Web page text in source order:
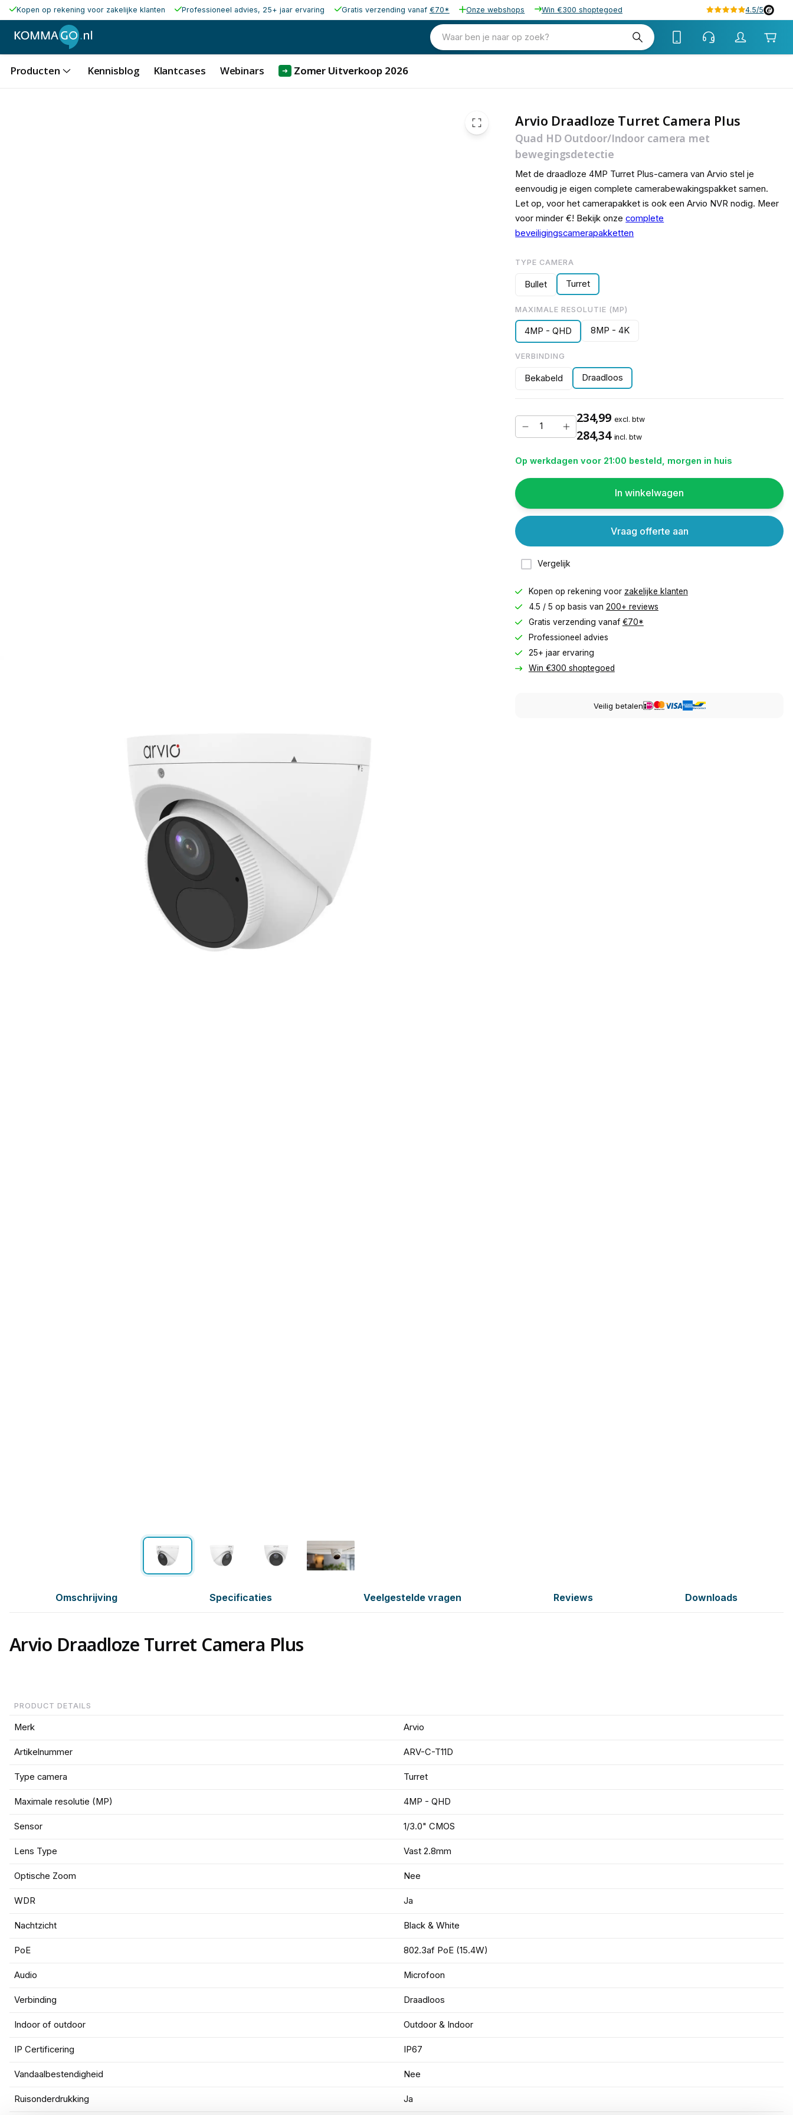
Kopen op rekening voor zakelijke klanten Professioneel advies, 25+ jaar ervaring Gratis verzending vanaf €70* Onze webshops Win €300 shoptegoed 4.5/5
Waar ben je naar op zoek?
Producten Kennisblog Klantcases Webinars ➜ Zomer Uitverkoop 2026
Arvio Draadloze Turret Camera Plus
Quad HD Outdoor/Indoor camera met
bewegingsdetectie
Met de draadloze 4MP Turret Plus-camera van Arvio stel je
eenvoudig je eigen complete camerabewakingspakket samen.
Let op, voor het camerapakket is ook een Arvio NVR nodig. Meer
voor minder €! Bekijk onzecomplete
beveiligingscamerapakketten
TYPE CAMERA
Bullet Turret
MAXIMALE RESOLUTIE (MP)
4MP - QHD 8MP - 4K
VERBINDING
Bekabeld Draadloos
234,99 excl. btw
284,34 incl. btw
Op werkdagen voor 21:00 besteld, morgen in huis
In winkelwagen
Vergelijk
Vraag offerte aan
Kopen op rekening voor zakelijke klanten
4.5 / 5 op basis van 200+ reviews
Gratis verzending vanaf €70*
Professioneel advies
25+ jaar ervaring
Win €300 shoptegoed
Veilig betalen
Omschrijving Specificaties Veelgestelde vragen Reviews Downloads
Arvio Draadloze Turret Camera Plus
PRODUCT DETAILS
Merk Arvio
Artikelnummer ARV-C-T11D
Type camera Turret
Maximale resolutie (MP) 4MP - QHD
Sensor 1/3.0" CMOS
Lens Type Vast 2.8mm
Optische Zoom Nee
WDR Ja
Nachtzicht Black & White
PoE 802.3af PoE (15.4W)
Audio Microfoon
Verbinding Draadloos
Indoor of outdoor Outdoor & Indoor
IP Certificering IP67
Vandaalbestendigheid Nee
Ruisonderdrukking Ja
€ 151,24